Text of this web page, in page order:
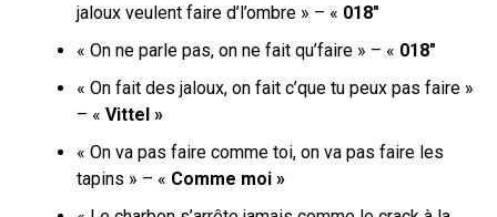
jaloux veulent faire d’l’ombre » – « 018″
« On ne parle pas, on ne fait qu’faire » – « 018″
« On fait des jaloux, on fait c’que tu peux pas faire »
– « Vittel »
« On va pas faire comme toi, on va pas faire les
tapins » – « Comme moi »